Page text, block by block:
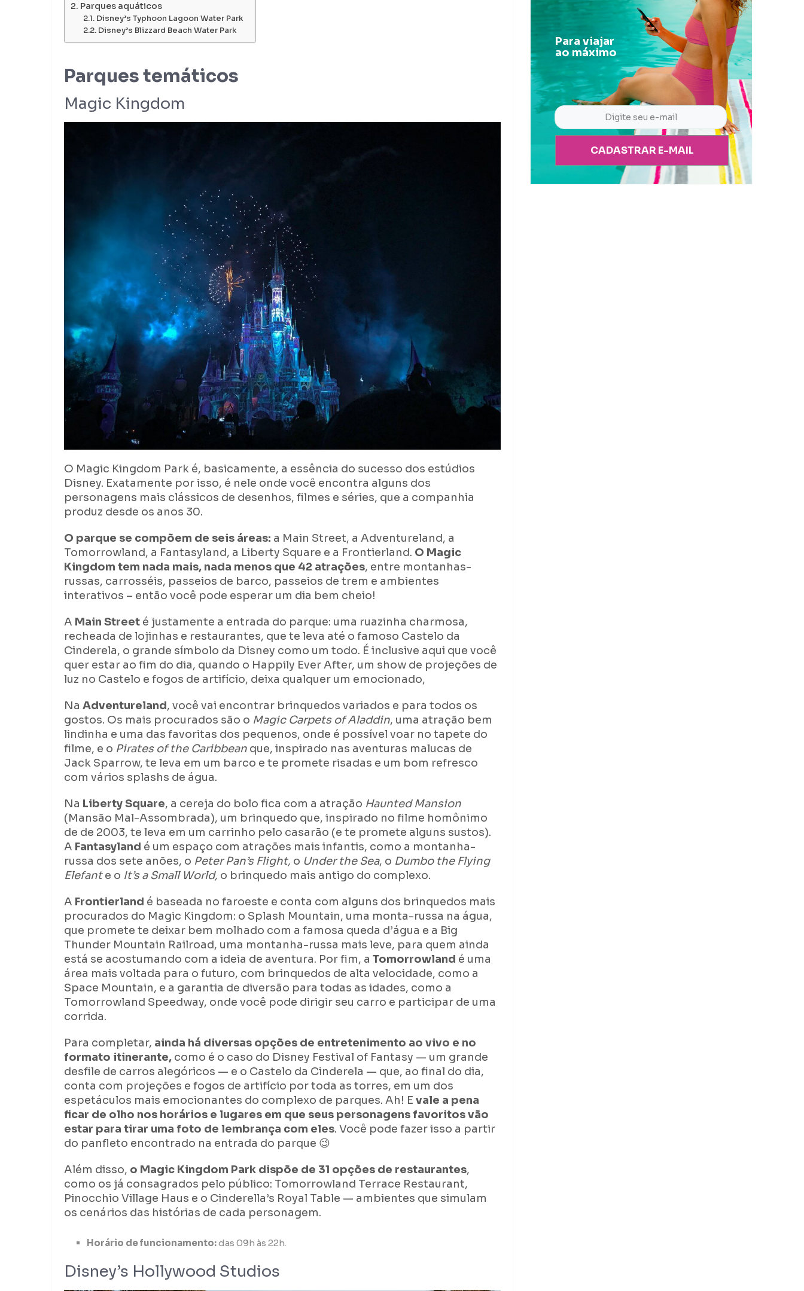
Parques aquáticos
Disney’s Typhoon Lagoon Water Park
Disney’s Blizzard Beach Water Park
Parques temáticos
Magic Kingdom
O Magic Kingdom Park é, basicamente, a essência do sucesso dos estúdios
Disney. Exatamente por isso, é nele onde você encontra alguns dos
personagens mais clássicos de desenhos, filmes e séries, que a companhia
produz desde os anos 30.
O parque se compõem de seis áreas: a Main Street, a Adventureland, a
Tomorrowland, a Fantasyland, a Liberty Square e a Frontierland. O Magic
Kingdom tem nada mais, nada menos que 42 atrações, entre montanhas-
russas, carrosséis, passeios de barco, passeios de trem e ambientes
interativos – então você pode esperar um dia bem cheio!
A Main Street é justamente a entrada do parque: uma ruazinha charmosa,
recheada de lojinhas e restaurantes, que te leva até o famoso Castelo da
Cinderela, o grande símbolo da Disney como um todo. É inclusive aqui que você
quer estar ao fim do dia, quando o Happily Ever After, um show de projeções de
luz no Castelo e fogos de artifício, deixa qualquer um emocionado,
Na Adventureland, você vai encontrar brinquedos variados e para todos os
gostos. Os mais procurados são o Magic Carpets of Aladdin, uma atração bem
lindinha e uma das favoritas dos pequenos, onde é possível voar no tapete do
filme, e o Pirates of the Caribbean que, inspirado nas aventuras malucas de
Jack Sparrow, te leva em um barco e te promete risadas e um bom refresco
com vários splashs de água.
Na Liberty Square, a cereja do bolo fica com a atração Haunted Mansion
(Mansão Mal-Assombrada), um brinquedo que, inspirado no filme homônimo
de de 2003, te leva em um carrinho pelo casarão (e te promete alguns sustos).
A Fantasyland é um espaço com atrações mais infantis, como a montanha-
russa dos sete anões, o Peter Pan’s Flight, o Under the Sea, o Dumbo the Flying
Elefante o It’s a Small World, o brinquedo mais antigo do complexo.
A Frontierland é baseada no faroeste e conta com alguns dos brinquedos mais
procurados do Magic Kingdom: o Splash Mountain, uma monta-russa na água,
que promete te deixar bem molhado com a famosa queda d’água e a Big
Thunder Mountain Railroad, uma montanha-russa mais leve, para quem ainda
está se acostumando com a ideia de aventura. Por fim, a Tomorrowland é uma
área mais voltada para o futuro, com brinquedos de alta velocidade, como a
Space Mountain, e a garantia de diversão para todas as idades, como a
Tomorrowland Speedway, onde você pode dirigir seu carro e participar de uma
corrida.
Para completar, ainda há diversas opções de entretenimento ao vivo e no
formato itinerante, como é o caso do Disney Festival of Fantasy — um grande
desfile de carros alegóricos — e o Castelo da Cinderela — que, ao final do dia,
conta com projeções e fogos de artifício por toda as torres, em um dos
espetáculos mais emocionantes do complexo de parques. Ah! E vale a pena
ficar de olho nos horários e lugares em que seus personagens favoritos vão
estar para tirar uma foto de lembrança com eles. Você pode fazer isso a partir
do panfleto encontrado na entrada do parque 😉
Além disso, o Magic Kingdom Park dispõe de 31 opções de restaurantes,
como os já consagrados pelo público: Tomorrowland Terrace Restaurant,
Pinocchio Village Haus e o Cinderella’s Royal Table — ambientes que simulam
os cenários das histórias de cada personagem.
Horário de funcionamento:das 09h às 22h.
Disney’s Hollywood Studios
Para viajar
ao máximo
CADASTRAR E-MAIL